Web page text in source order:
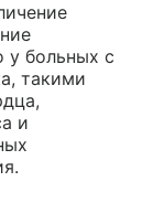
у больных с
такими
и